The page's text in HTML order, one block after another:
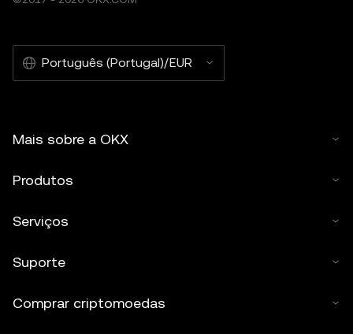
Português (Portugal)/EUR
Mais sobre a OKX
Produtos
Serviços
Suporte
Comprar criptomoedas